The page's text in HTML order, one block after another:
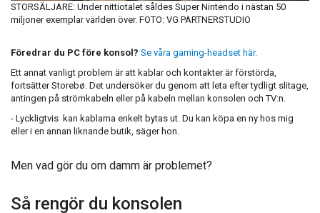
STORSÄLJARE: Under nittiotalet såldes Super Nintendo i nästan 50
miljoner exemplar världen över. FOTO: VG PARTNERSTUDIO
Föredrar du PC före konsol? Se våra gaming-headset här.
Ett annat vanligt problem är att kablar och kontakter är förstörda,
fortsätter Storebø. Det undersöker du genom att leta efter tydligt slitage,
antingen på strömkabeln eller på kabeln mellan konsolen och TV:n.
- Lyckligtvis kan kablarna enkelt bytas ut. Du kan köpa en ny hos mig
eller i en annan liknande butik, säger hon.
Men vad gör du om damm är problemet?
Så rengör du konsolen